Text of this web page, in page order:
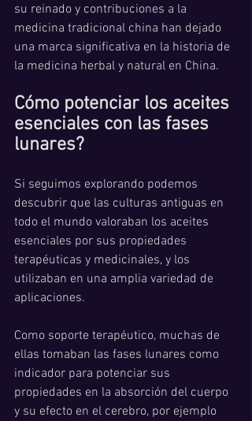
su reinado y contribuciones a la
medicina tradicional china han dejado
una marca significativa en la historia de
la medicina herbal y natural en China.
Cómo potenciar los aceites
esenciales con las fases
lunares?
Si seguimos explorando podemos
descubrir que las culturas antiguas en
todo el mundo valoraban los aceites
esenciales por sus propiedades
terapéuticas y medicinales, y los
utilizaban en una amplia variedad de
aplicaciones.
Como soporte terapéutico, muchas de
ellas tomaban las fases lunares como
indicador para potenciar sus
propiedades en la absorción del cuerpo
y su efecto en el cerebro, por ejemplo